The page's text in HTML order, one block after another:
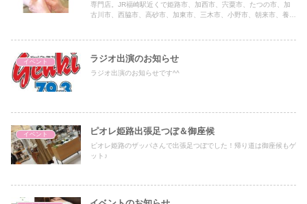
専門店。JR福崎駅近くで姫路市、加西市、宍粟市、たつの市、加
古川市、西脇市、高砂市、加東市、三木市、小野市、朝来市、養父
イベント ラジオ出演のお知らせ
ラジオ出演のお知らせです^^
イベント ピオレ姫路出張足つぼ＆御座候
ピオレ姫路のザッパさんで出張足つぼでした！帰り道は御座候もゲ
ット♪